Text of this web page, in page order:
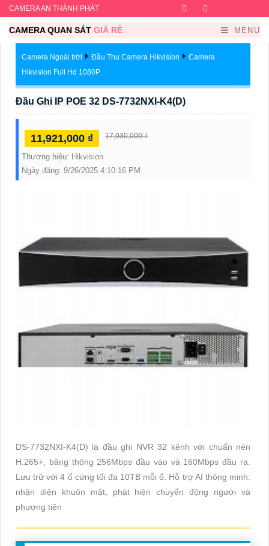
CAMERA AN THÀNH PHÁT Facebook
CAMERA QUAN SÁT GIÁ RẺ MENU
Camera Ngoài trời Đầu Thu Camera Hikvision
Camera
Hikvision Full Hd 1080P
Đầu Ghi IP POE 32 DS-7732NXI-K4(D)
11,921,000 ₫ 17,030,000 ₫
Thương hiệu: Hikvision
Ngày đăng: 9/26/2025 4:10:16 PM
DS-7732NXI-K4(D) là đầu ghi NVR 32 kênh với chuẩn nén
H.265+, băng thông 256Mbps đầu vào và 160Mbps đầu ra.
Lưu trữ với 4 ổ cứng tối đa 10TB mỗi ổ. Hỗ trợ AI thông minh:
nhận diện khuôn mặt, phát hiện chuyển động người và
phương tiện